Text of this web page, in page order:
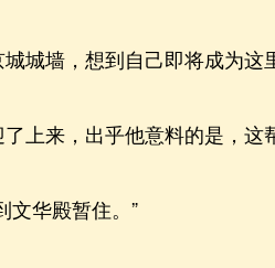
墙，想到自己即将成为这
来，出乎他意料的是，这
华殿暂住。”